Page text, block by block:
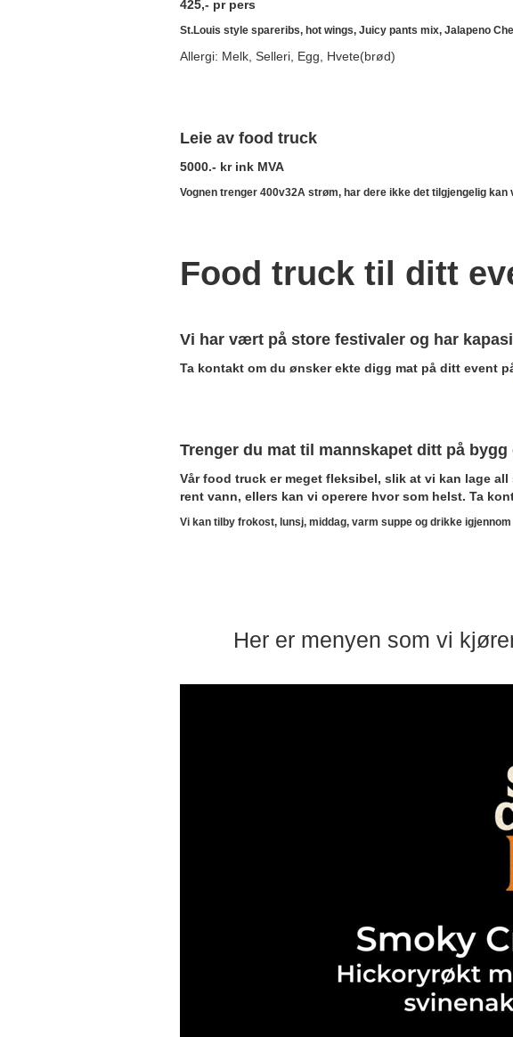
425,- pr pers
St.Louis style spareribs, hot wings, Juicy pants mix, Jalapeno
Allergi: Melk, Selleri, Egg, Hvete(brød)
Leie av food truck
5000.- kr ink MVA
Vognen trenger 400v32A strøm, har dere ikke det tilgjengelig
Food truck til ditt
Vi har vært på store festivaler og har
Ta kontakt om du ønsker ekte digg mat på ditt event
Trenger du mat til mannskapet ditt på bygg
Vår food truck er meget fleksibel, slik at vi kan lage
rent vann, ellers kan vi operere hvor som helst. Ta
Vi kan tilby frokost, lunsj, middag, varm suppe og drikke
Her er menyen som vi